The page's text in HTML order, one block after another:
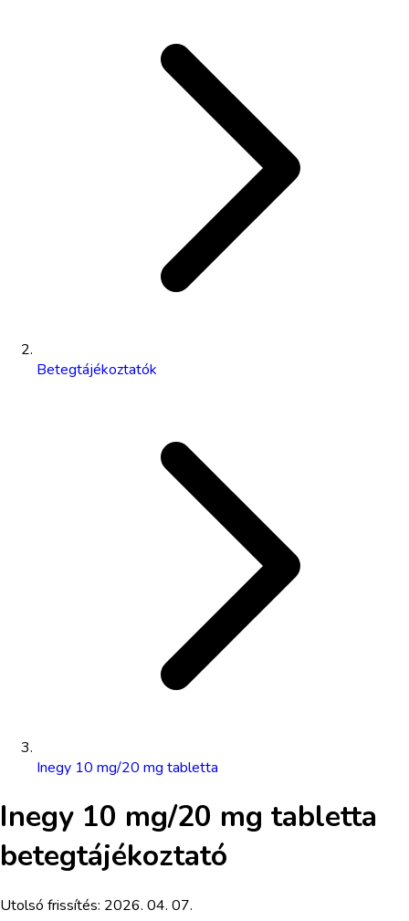
Betegtájékoztatók
Inegy 10 mg/20 mg tabletta
Inegy 10 mg/20 mg tabletta
betegtájékoztató
Utolsó frissítés: 2026. 04. 07.